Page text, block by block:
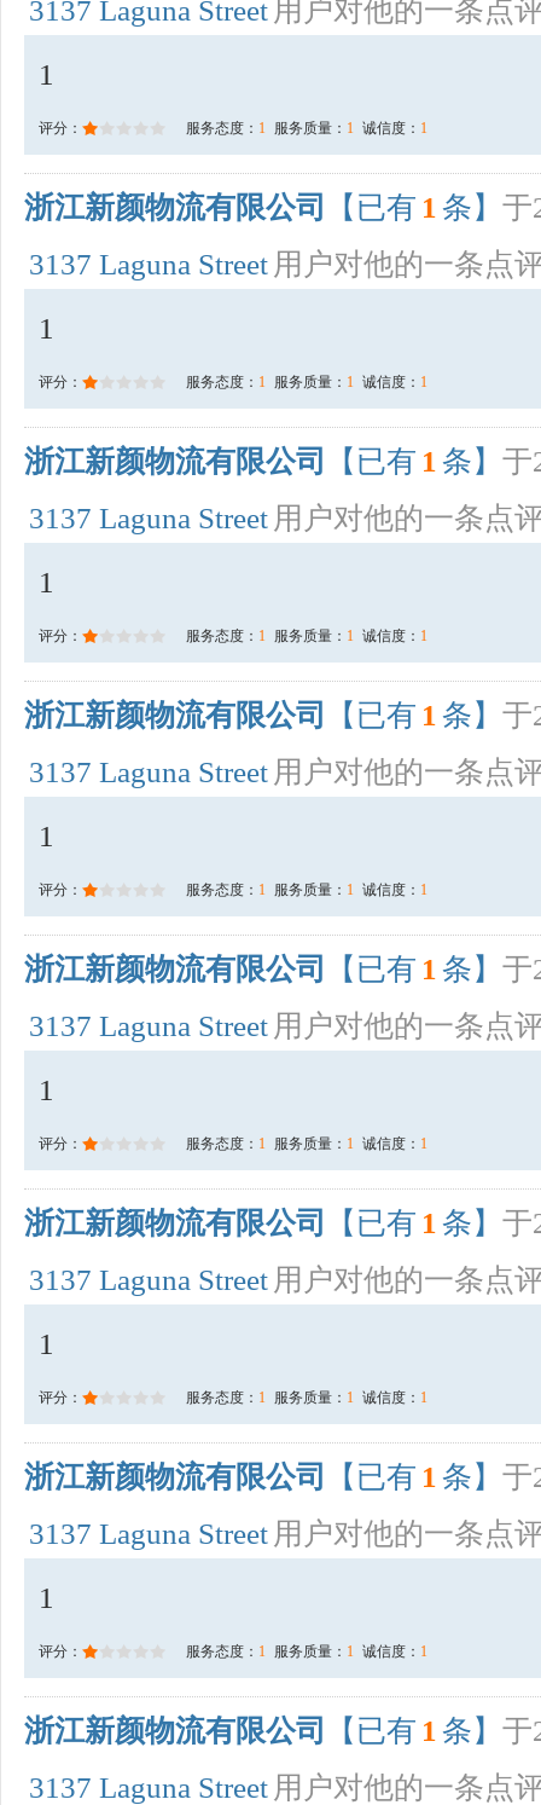
3137 Laguna Street 用户对他的一条点
1
评分： 服务态度： 1 服务质量： 1 诚信度： 1
浙江新颜物流有限公司 【已有 1 条】 于
3137 Laguna Street 用户对他的一条点
1
评分： 服务态度： 1 服务质量： 1 诚信度： 1
浙江新颜物流有限公司 【已有 1 条】 于
3137 Laguna Street 用户对他的一条点
1
评分： 服务态度： 1 服务质量： 1 诚信度： 1
浙江新颜物流有限公司 【已有 1 条】 于
3137 Laguna Street 用户对他的一条点
1
评分： 服务态度： 1 服务质量： 1 诚信度： 1
浙江新颜物流有限公司 【已有 1 条】 于
3137 Laguna Street 用户对他的一条点
1
评分： 服务态度： 1 服务质量： 1 诚信度： 1
浙江新颜物流有限公司 【已有 1 条】 于
3137 Laguna Street 用户对他的一条点
1
评分： 服务态度： 1 服务质量： 1 诚信度： 1
浙江新颜物流有限公司 【已有 1 条】 于
3137 Laguna Street 用户对他的一条点
1
评分： 服务态度： 1 服务质量： 1 诚信度： 1
浙江新颜物流有限公司 【已有 1 条】 于
3137 Laguna Street 用户对他的一条点